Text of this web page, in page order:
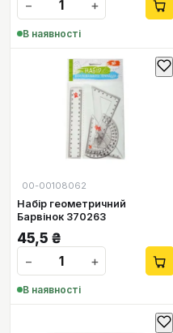
−
+
В наявності
00-00108062
Набір геометричний
Барвінок 370263
45,5 ₴
−
+
В наявності